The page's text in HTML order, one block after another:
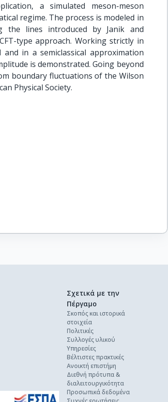
a simulated meson-meson
regime. The process is modeled in
the lines introduced by Janik and
type approach. Working strictly in
in a semiclassical approximation
is demonstrated. Going beyond
boundary fluctuations of the Wilson
Physical Society.
Σχετικά με την
Πέργαμο
Σκοπός και ιστορικά
στοιχεία
Πολιτικές
Συλλογές υλικού
Υπηρεσίες
Βέλτιστες πρακτικές
Ανοικτή επιστήμη
Διεθνή πρότυπα &
διαλειτουργικότητα
Προσωπικά δεδομένα